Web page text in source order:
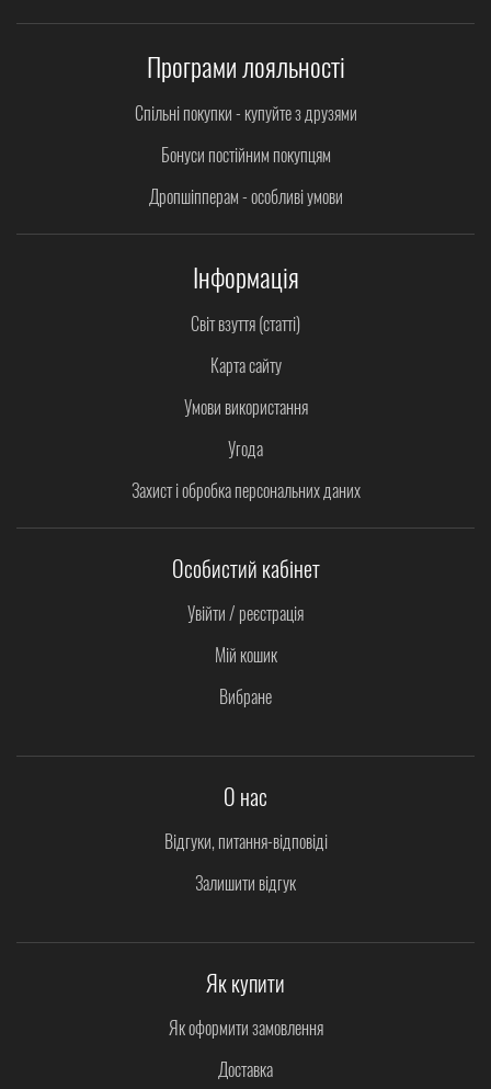
Програми лояльності
Спільні покупки - купуйте з друзями
Бонуси постійним покупцям
Дропшіпперам - особливі умови
Інформація
Світ взуття (статті)
Карта сайту
Умови використання
Угода
Захист і обробка персональних даних
Особистий кабінет
Увійти / реєстрація
Мій кошик
Вибране
О нас
Відгуки, питання-відповіді
Залишити відгук
Як купити
Як оформити замовлення
Доставка